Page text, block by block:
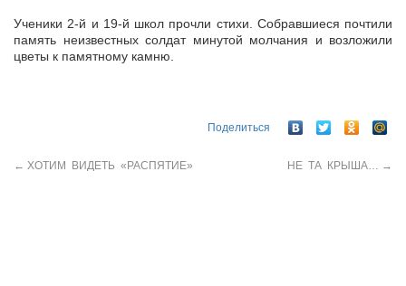
Ученики 2-й и 19-й школ прочли стихи. Собравшиеся почтили
память неизвестных солдат минутой молчания и возложили
цветы к памятному камню.
Поделиться
← ХОТИМ ВИДЕТЬ «РАСПЯТИЕ» НЕ ТА КРЫША… →